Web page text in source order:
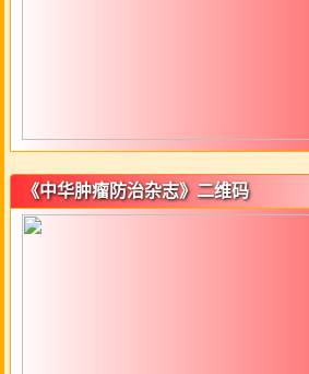
《中华肿瘤防治杂志》二维码